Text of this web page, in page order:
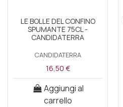
LE BOLLE DEL CONFINO
SPUMANTE 75CL -
CANDIDATERRA
CANDIDATERRA
16,50 €
Aggiungi al
carrello